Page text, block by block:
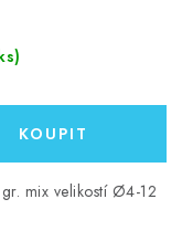
mix velikostí Ø4-12